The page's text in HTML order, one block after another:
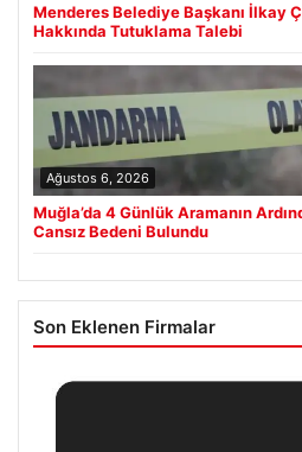
Menderes Belediye Başkanı İlkay
Hakkında Tutuklama Talebi
Ağustos 6, 2026
Muğla’da 4 Günlük Aramanın
Cansız Bedeni Bulundu
Son Eklenen Firmalar